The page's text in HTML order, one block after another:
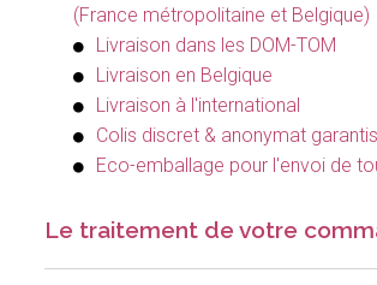
(France métropolitaine et Belgique)
Livraison dans les DOM-TOM
Livraison en Belgique
Livraison à l'international
Colis discret & anonymat garantis
Eco-emballage pour l'envoi de
Le traitement de votre